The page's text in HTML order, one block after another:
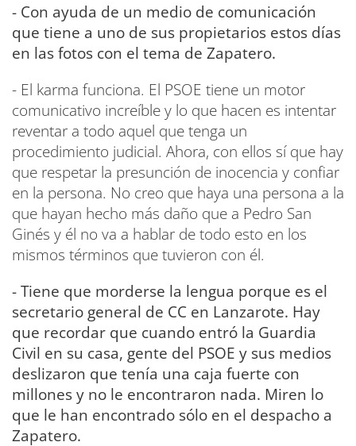
- Con ayuda de un medio de comunicación
que tiene a uno de sus propietarios estos días
en las fotos con el tema de Zapatero.
- El karma funciona. El PSOE tiene un motor
comunicativo increíble y lo que hacen es intentar
reventar a todo aquel que tenga un
procedimiento judicial. Ahora, con ellos sí que hay
que respetar la presunción de inocencia y confiar
en la persona. No creo que haya una persona a la
que hayan hecho más daño que a Pedro San
Ginés y él no va a hablar de todo esto en los
mismos términos que tuvieron con él.
- Tiene que morderse la lengua porque es el
secretario general de CC en Lanzarote. Hay
que recordar que cuando entró la Guardia
Civil en su casa, gente del PSOE y sus medios
deslizaron que tenía una caja fuerte con
millones y no le encontraron nada. Miren lo
que le han encontrado sólo en el despacho a
Zapatero.